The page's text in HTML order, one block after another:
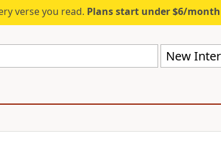
verse you read. Plans start under $6/month
New